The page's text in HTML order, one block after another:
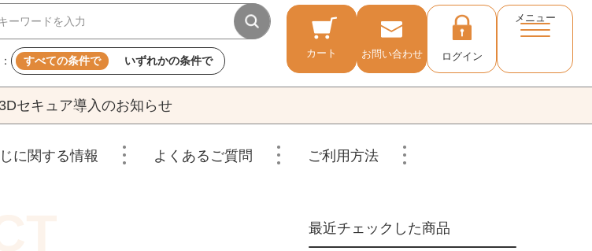
すべての条件で いずれかの条件で
カート お問い合わせ ログイン
メニュー
3Dセキュア導入のお知らせ
に関する情報 よくあるご質問 ご利用方法
最近チェックした商品